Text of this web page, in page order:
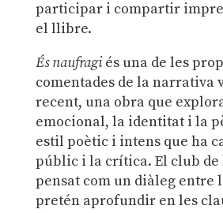
participar i compartir
el llibre.
És naufragiés una de les
comentades de la narrativa
recent, una obra que
emocional, la identitat i la
estil poètic i intens que ha
públic i la crítica. El club de
pensat com un diàleg entre
pretén aprofundir en les